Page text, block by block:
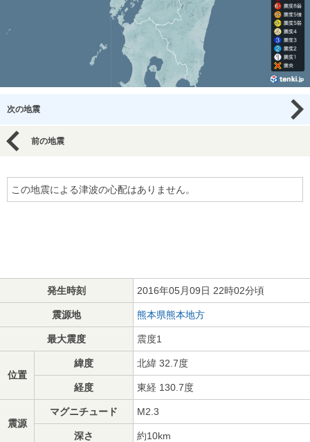
次の地震
前の地震
この地震による津波の心配はありません。
発生時刻 2016年05月09日 22時02分頃
震源地 熊本県熊本地方
最大震度 震度1
位置
緯度 北緯 32.7度
経度 東経 130.7度
震源
マグニチュード M2.3
深さ 約10km